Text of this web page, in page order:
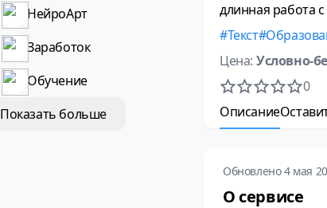
НейроАрт
Заработок
Обучение
Показать больше
длинная работа
Текст
Цена: Условно-
0
Описание
Обновлено 4 мая
О сервисе